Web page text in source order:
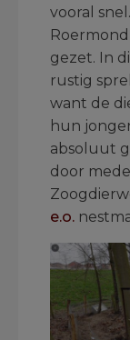
vooral
gezet. In
rustig
want de
hun
absoluut
door
e.o.